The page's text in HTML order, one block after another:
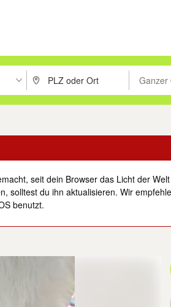
Vorschläge mit den Pfeiltasten nach
PLZ oder Ort eingeben. Ganzer
Suche
seit dein Browser das Licht der
solltest du ihn aktualisieren. Wir
benutzt.